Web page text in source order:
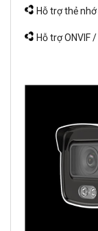
Hỗ trợ thẻ nhớ
Hỗ trợ ONVIF